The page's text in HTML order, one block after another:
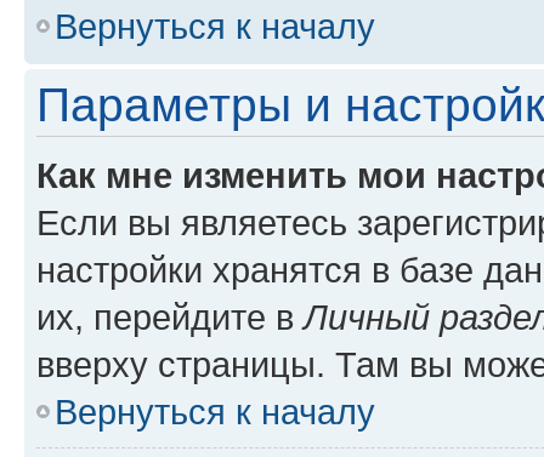
Вернуться к началу
Параметры и
Как мне изменить мои
Если вы являетесь
настройки хранятся в базе
их, перейдите вЛичный
вверху страницы. Там вы
Вернуться к началу